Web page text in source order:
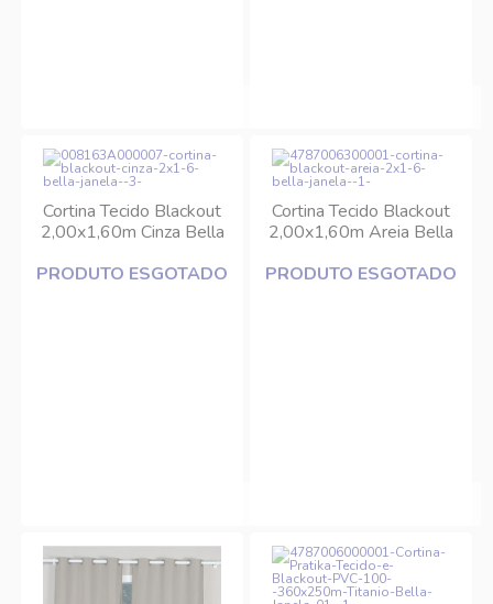
Cortina Tecido Blackout
2,00x1,60m Cinza Bella
PRODUTO ESGOTADO
Cortina Tecido Blackout
2,00x1,60m Areia Bella
PRODUTO ESGOTADO